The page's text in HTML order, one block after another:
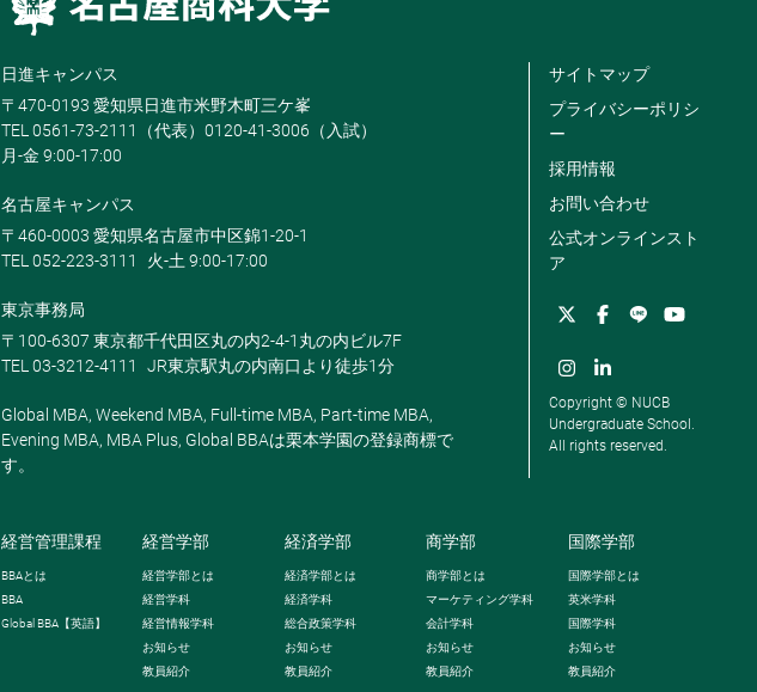
日進キャンパス
〒470-0193 愛知県日進市米野木町三ケ峯
TEL 0561-73-2111（代表）0120-41-3006（入試）
月-金 9:00-17:00
名古屋キャンパス
〒460-0003 愛知県名古屋市中区錦1-20-1
TEL 052-223-3111
火-土 9:00-17:00
東京事務局
〒100-6307 東京都千代田区丸の内2-4-1丸の内ビル7F
TEL 03-3212-4111
JR東京駅丸の内南口より徒歩1分
Global MBA, Weekend MBA, Full-time MBA, Part-time MBA,
Evening MBA, MBA Plus, Global BBAは栗本学園の登録商標で
す。
サイトマップ
プライバシーポリシ
ー
採用情報
お問い合わせ
公式オンラインスト
ア
Copyright © NUCB
Undergraduate School.
All rights reserved.
経営管理課程
BBAとは
BBA
Global BBA 【英語】
経営学部
経営学部とは
経営学科
経営情報学科
お知らせ
教員紹介
経済学部
経済学部とは
経済学科
総合政策学科
お知らせ
教員紹介
商学部
商学部とは
マーケティング学科
会計学科
お知らせ
教員紹介
国際学部
国際学部とは
英米学科
国際学科
お知らせ
教員紹介